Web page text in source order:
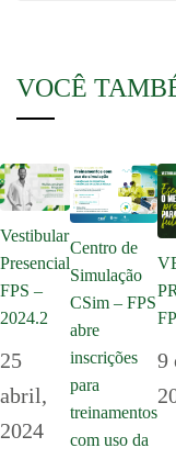
VOCÊ
Vestibular
Presencial
FPS –
2024.2
25
abril,
2024
Centro de
Simulação
CSim – FPS
abre
inscrições
para
treinamentos
com uso da
9